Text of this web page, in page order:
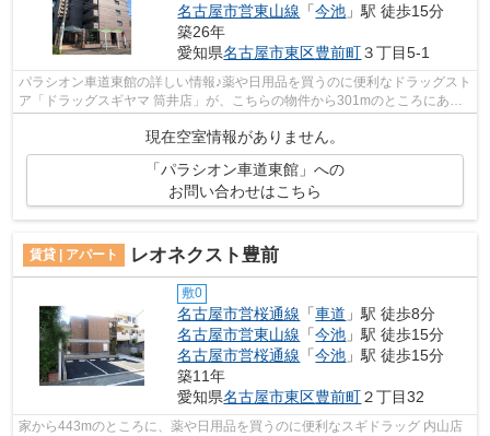
名古屋市営東山線 「今池 」駅 徒歩15分
築26年
愛知県名古屋市東区豊前町３丁目5-1
パラシオン車道東館の詳しい情報♪薬や日用品を買うのに便利なドラッグスト
ア「ドラッグスギヤマ 筒井店」が、こちらの物件から301mのところにあり
現在空室情報がありません。
「パラシオン車道東館」への
お問い合わせはこちら
賃貸 | アパート レオネクスト豊前
敷0
名古屋市営桜通線 「車道 」駅 徒歩8分
名古屋市営東山線 「今池 」駅 徒歩15分
名古屋市営桜通線 「今池 」駅 徒歩15分
築11年
愛知県名古屋市東区豊前町２丁目32
家から443mのところに、薬や日用品を買うのに便利なスギドラッグ 内山店